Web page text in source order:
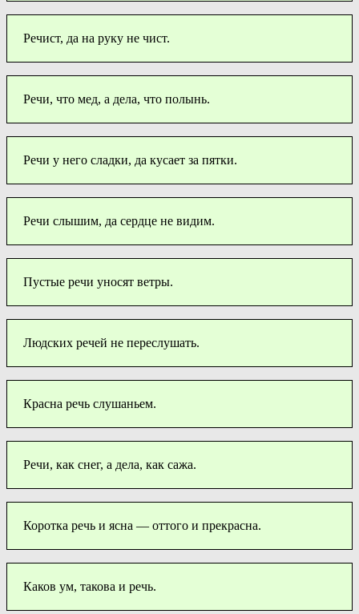
Речист, да на руку не чист.
Речи, что мед, а дела, что полынь.
Речи у него сладки, да кусает за пятки.
Речи слышим, да сердце не видим.
Пустые речи уносят ветры.
Людских речей не переслушать.
Красна речь слушаньем.
Речи, как снег, а дела, как сажа.
Коротка речь и ясна — оттого и прекрасна.
Каков ум, такова и речь.